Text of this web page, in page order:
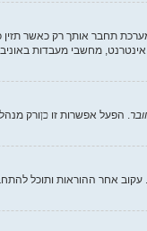
תחבר אותך רק כאשר
מחשבי מעבדות
. הפעל אפשרות זו כןורק
. עקוב אחר ההוראות ותוכל